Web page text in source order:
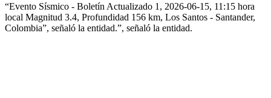
“Evento Sísmico - Boletín Actualizado 1, 2026-06-15, 11:15 hora
local Magnitud 3.4, Profundidad 156 km, Los Santos - Santander,
Colombia”, señaló la entidad.”, señaló la entidad.